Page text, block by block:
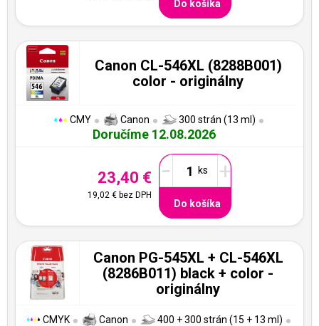
Do košíka
Canon CL-546XL (8288B001)
color - originálny
CMY Canon 300 strán (13 ml)
Doručíme 12.08.2026
23,40 €
19,02 € bez DPH
- +
Do košíka
Canon PG-545XL + CL-546XL
(8286B011) black + color -
originálny
CMYK Canon 400 + 300 strán (15 + 13 ml)